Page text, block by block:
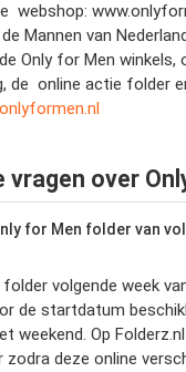
webshop:
Mannen van
Only for Men winkels,
de online actie folder
vragen over
for Men folder van
folder volgende week
de startdatum
weekend. Op
zodra deze online